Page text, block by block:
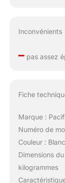
Inconvénients
–pas assez
Fiche
Marque :
Numéro de
Couleur : Blanc
Dimensions
kilogrammes